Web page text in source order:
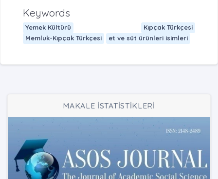
Keywords
Yemek Kültürü
Kıpçak Türkçesi
Memluk-Kıpçak Türkçesi
et ve süt ürünleri isimleri
MAKALE İSTATİSTİKLERİ